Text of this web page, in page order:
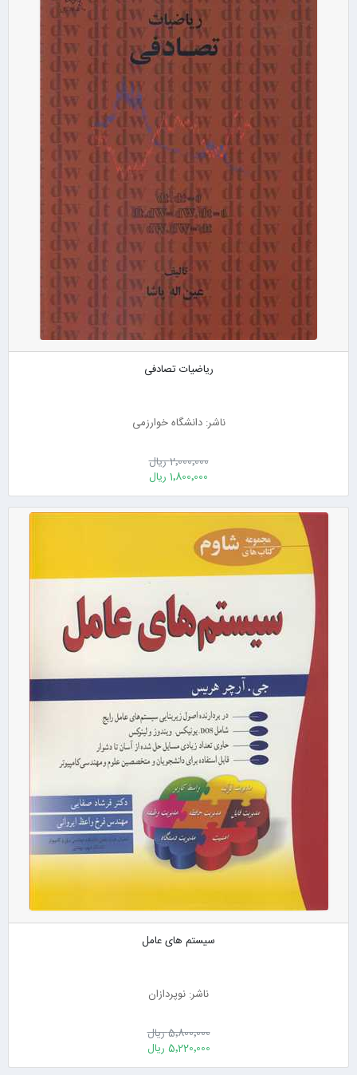
ریاضیات تصادفی
ناشر: دانشگاه خوارزمی
2٬000٬000 ریال
1٬800٬000 ریال
سیستم های عامل
ناشر: نوپردازان
5٬800٬000 ریال
5٬220٬000 ریال